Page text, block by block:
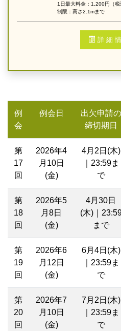
1日最大料金：1,200円（税
制限：高さ2.1mまで
詳 細
例
会
例会日
出欠申請の
締切期日
第
17
回
2026年4
月10日
(金)
4月2日(木)
｜23:59ま
で
第
18
回
2026年5
月8日
(金)
4月30日
(木)｜
まで
第
19
回
2026年6
月12日
(金)
6月4日(木)
｜23:59ま
で
第
20
回
2026年7
月10日
(金)
7月2日(木)
｜23:59ま
で